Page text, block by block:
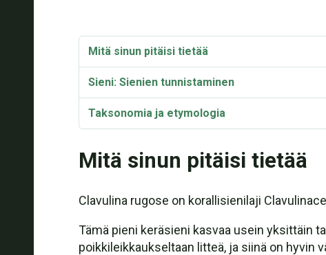
Mitä sinun pitäisi tietää
Sieni: Sienien tunnistaminen
Taksonomia ja etymologia
Mitä sinun pitäisi tietää
Clavulina rugose on korallisienilaji
Tämä pieni keräsieni kasvaa usein yksittäin
poikkileikkaukseltaan litteä, ja siinä on hyvin